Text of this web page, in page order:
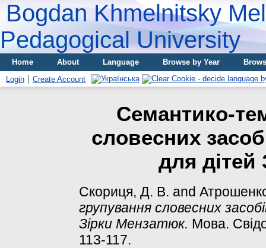
Bogdan Khmelnitsky
Pedagogical University
Home About Language Browse by Year
Login
Create Account
Семантико-
словесних
для дітей
Скориця, Д. В. and
групування словесних
Зірки Мензатюк. Мова.
113-117.